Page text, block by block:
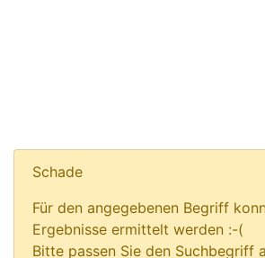
Schade
Für den angegebenen Begriff
Ergebnisse ermittelt werden :-(
Bitte passen Sie den Suchbegriff